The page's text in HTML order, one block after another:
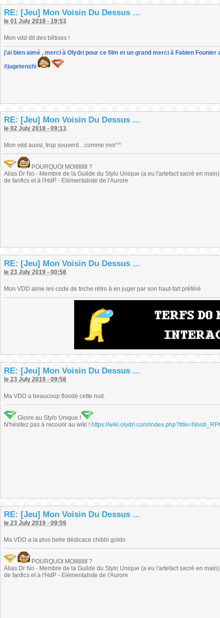
RE: [Jeu] Mon Voisin Du Dessus ...
le 01 July 2018 - 19:53
Mon vdd dit des bêtises !
j'ai bien aimé , merci à Olydri pour ce film et un grand merci à Fabien
#jugetenshi
RE: [Jeu] Mon Voisin Du Dessus ...
le 02 July 2018 - 09:13
Mon vdd aussi, trop souvent... comme moi^^
POURQUOI MOIIIIIIIII ?
Alias Dr No - Membre de la Guilde du Stylo Unique (a eu l'artefact sacré en
de fanfics et à l'HdP - Elémentaliste de l'Aurore
RE: [Jeu] Mon Voisin Du Dessus ...
le 23 July 2019 - 00:58
Mon VDD aime les code de triche rétro à en juger par son haut-fait préféré
RE: [Jeu] Mon Voisin Du Dessus ...
le 23 July 2019 - 09:58
Ma VDD a beaucoup floodé cette nuit.
Gloire au Stylo Unique !
N'hésitez pas à recourir au wiki ! https://wiki.olydri.com/
RE: [Jeu] Mon Voisin Du Dessus ...
le 23 July 2019 - 09:59
Ma VDD a la plus belle dédicace chibbi goldo
POURQUOI MOIIIIIIIII ?
Alias Dr No - Membre de la Guilde du Stylo Unique (a eu l'artefact sacré en
de fanfics et à l'HdP - Elémentaliste de l'Aurore